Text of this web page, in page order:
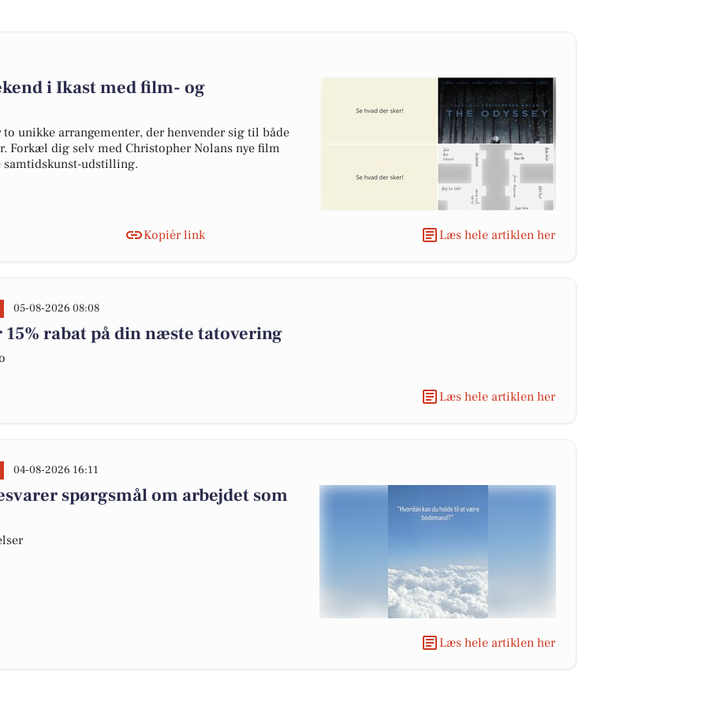
i Ikast med film- og
unikke arrangementer, der henvender sig til både
Forkæl dig selv med Christopher Nolans nye film
udstilling.
Kopiér link Læs hele artiklen her
05-08-2026 08:08
15% rabat på din næste tatovering
Læs hele artiklen her
04-08-2026 16:11
spørgsmål om arbejdet som
Læs hele artiklen her